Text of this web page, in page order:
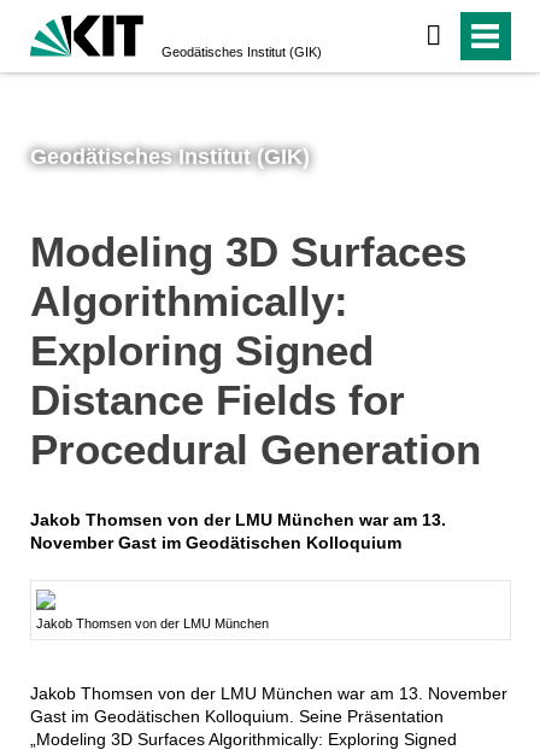
Geodätisches Institut (GIK)
Geodätisches Institut (GIK)
Modeling 3D Surfaces
Algorithmically:
Exploring Signed
Distance Fields for
Procedural Generation
Jakob Thomsen von der LMU München war am 13.
November Gast im Geodätischen Kolloquium
Jakob Thomsen von der LMU München
Jakob Thomsen von der LMU München war am 13. November
Gast im Geodätischen Kolloquium. Seine Präsentation
„Modeling 3D Surfaces Algorithmically: Exploring Signed